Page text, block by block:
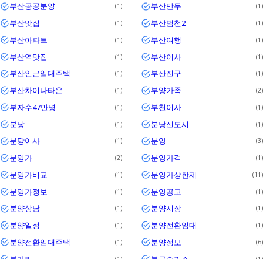
부산공공분양 1 부산만두 1
부산맛집 1 부산범천2 1
부산아파트 1 부산여행 1
부산역맛집 1 부산이사 1
부산인근임대주택 1 부산진구 1
부산차이나타운 1 부양가족 2
부자수47만명 1 부천이사 1
분당 1 분당신도시 1
분당이사 1 분양 3
분양가 2 분양가격 1
분양가비교 1 분양가상한제 11
분양가정보 1 분양공고 1
분양상담 1 분양시장 1
분양일정 1 분양전환임대 1
분양전환임대주택 1 분양정보 6